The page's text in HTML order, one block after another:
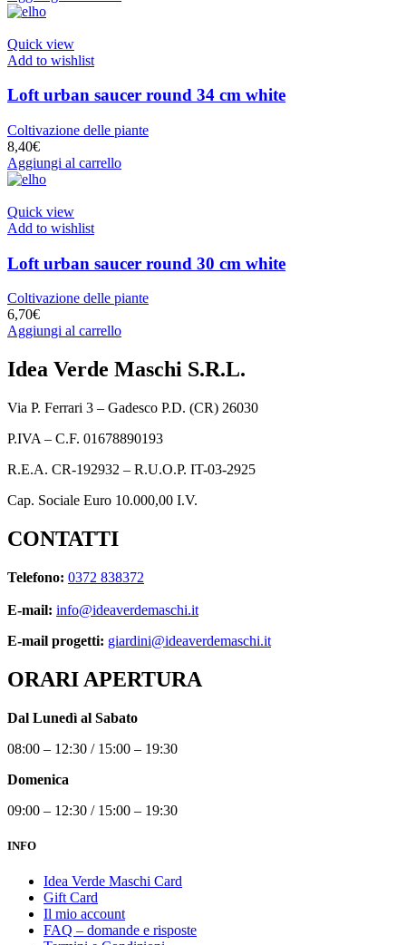
Quick view
Add to wishlist
Loft urban saucer round 34 cm white
Coltivazione delle piante
8,40€
Aggiungi al carrello
Quick view
Add to wishlist
Loft urban saucer round 30 cm white
Coltivazione delle piante
6,70€
Aggiungi al carrello
Idea Verde Maschi S.R.L.
Via P. Ferrari 3 – Gadesco P.D. (CR) 26030
P.IVA – C.F. 01678890193
R.E.A. CR-192932 – R.U.O.P. IT-03-2925
Cap. Sociale Euro 10.000,00 I.V.
CONTATTI
Telefono: 0372 838372
E-mail: info@ideaverdemaschi.it
E-mail progetti: giardini@ideaverdemaschi.it
ORARI APERTURA
Dal Lunedì al Sabato
08:00 – 12:30 / 15:00 – 19:30
Domenica
09:00 – 12:30 / 15:00 – 19:30
INFO
Idea Verde Maschi Card
Gift Card
Il mio account
FAQ – domande e risposte